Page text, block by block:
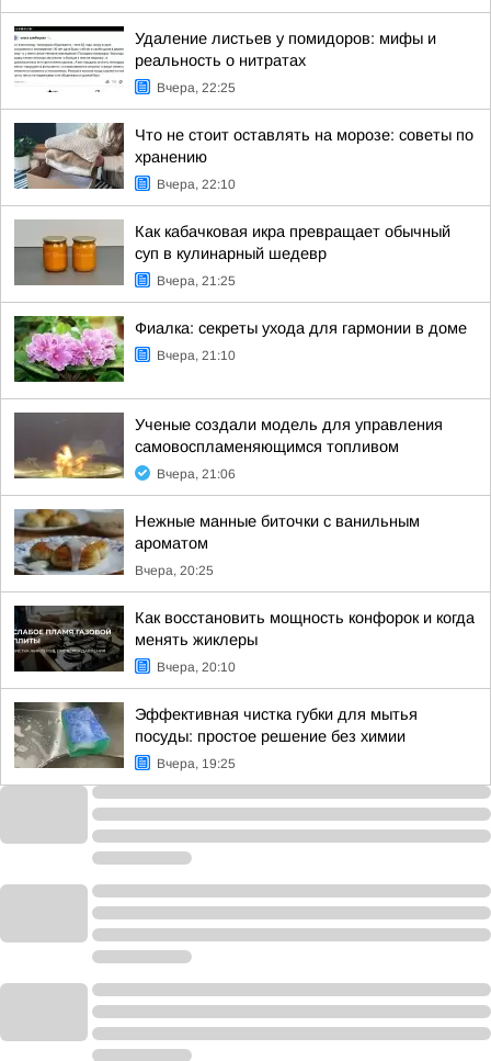
Удаление листьев у помидоров: мифы и
реальность о нитратах
Вчера, 22:25
Что не стоит оставлять на морозе: советы по
хранению
Вчера, 22:10
Как кабачковая икра превращает обычный
суп в кулинарный шедевр
Вчера, 21:25
Фиалка: секреты ухода для гармонии в доме
Вчера, 21:10
Ученые создали модель для управления
самовоспламеняющимся топливом
Вчера, 21:06
Нежные манные биточки с ванильным
ароматом
Вчера, 20:25
Как восстановить мощность конфорок и когда
менять жиклеры
Вчера, 20:10
Эффективная чистка губки для мытья
посуды: простое решение без химии
Вчера, 19:25